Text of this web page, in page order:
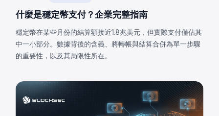
什麼是穩定幣支付？企業完整指南
穩定幣在某些月份的結算額接近1.8兆美元，但實際支付僅佔其
中一小部分。數據背後的含義、將轉帳與結算合併為單一步驟
的重要性，以及其局限性所在。